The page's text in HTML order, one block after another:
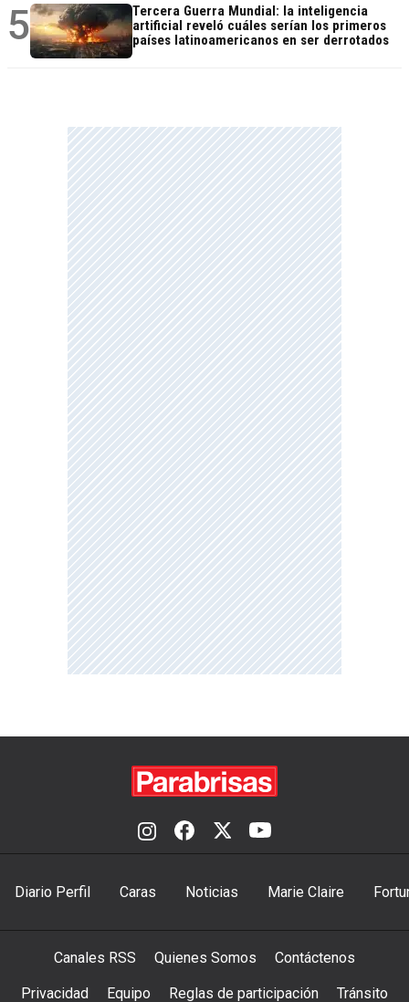
5
Tercera Guerra Mundial: la inteligencia
artificial reveló cuáles serían los primeros
países latinoamericanos en ser derrotados
Diario Perfil Caras Noticias Marie Claire
Canales RSS Quienes Somos Contáctenos
Privacidad Equipo Reglas de participación Tránsito